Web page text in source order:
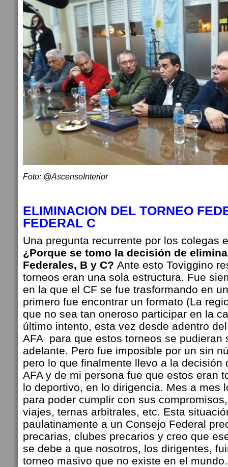
Foto: @AscensoInterior
ELIMINACION DEL TORNEO
FEDERAL C
Una pregunta recurrente por los colegas
¿Porque se tomo la decisión de
Federales, B y C? Ante esto Toviggino
torneos eran una sola estructura. Fue
en la que el CF se fue trasformando en
primero fue encontrar un formato (La
que no sea tan oneroso participar en la
último intento, esta vez desde adentro
AFA para que estos torneos se pudieran
adelante. Pero fue imposible por un sin
pero lo que finalmente llevo a la decisión
AFA y de mi persona fue que estos eran
lo deportivo, en lo dirigencia. Mes a mes
para poder cumplir con sus
viajes, ternas arbitrales, etc. Esta
paulatinamente a un Consejo Federal
precarias, clubes precarios y creo que
se debe a que nosotros, los dirigentes,
torneo masivo que no existe en el